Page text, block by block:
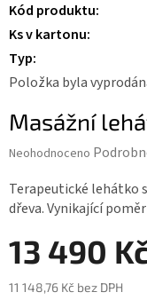
Kód produktu:
Ks v kartonu:
Typ:
Položka byla
Masážní
Průměrné
produktu
je
0,0
hvězdiček.
Neohodnoceno
Terapeutické lehátko
dřeva. Vynikající
13 490
11 148,76 Kč bez DPH